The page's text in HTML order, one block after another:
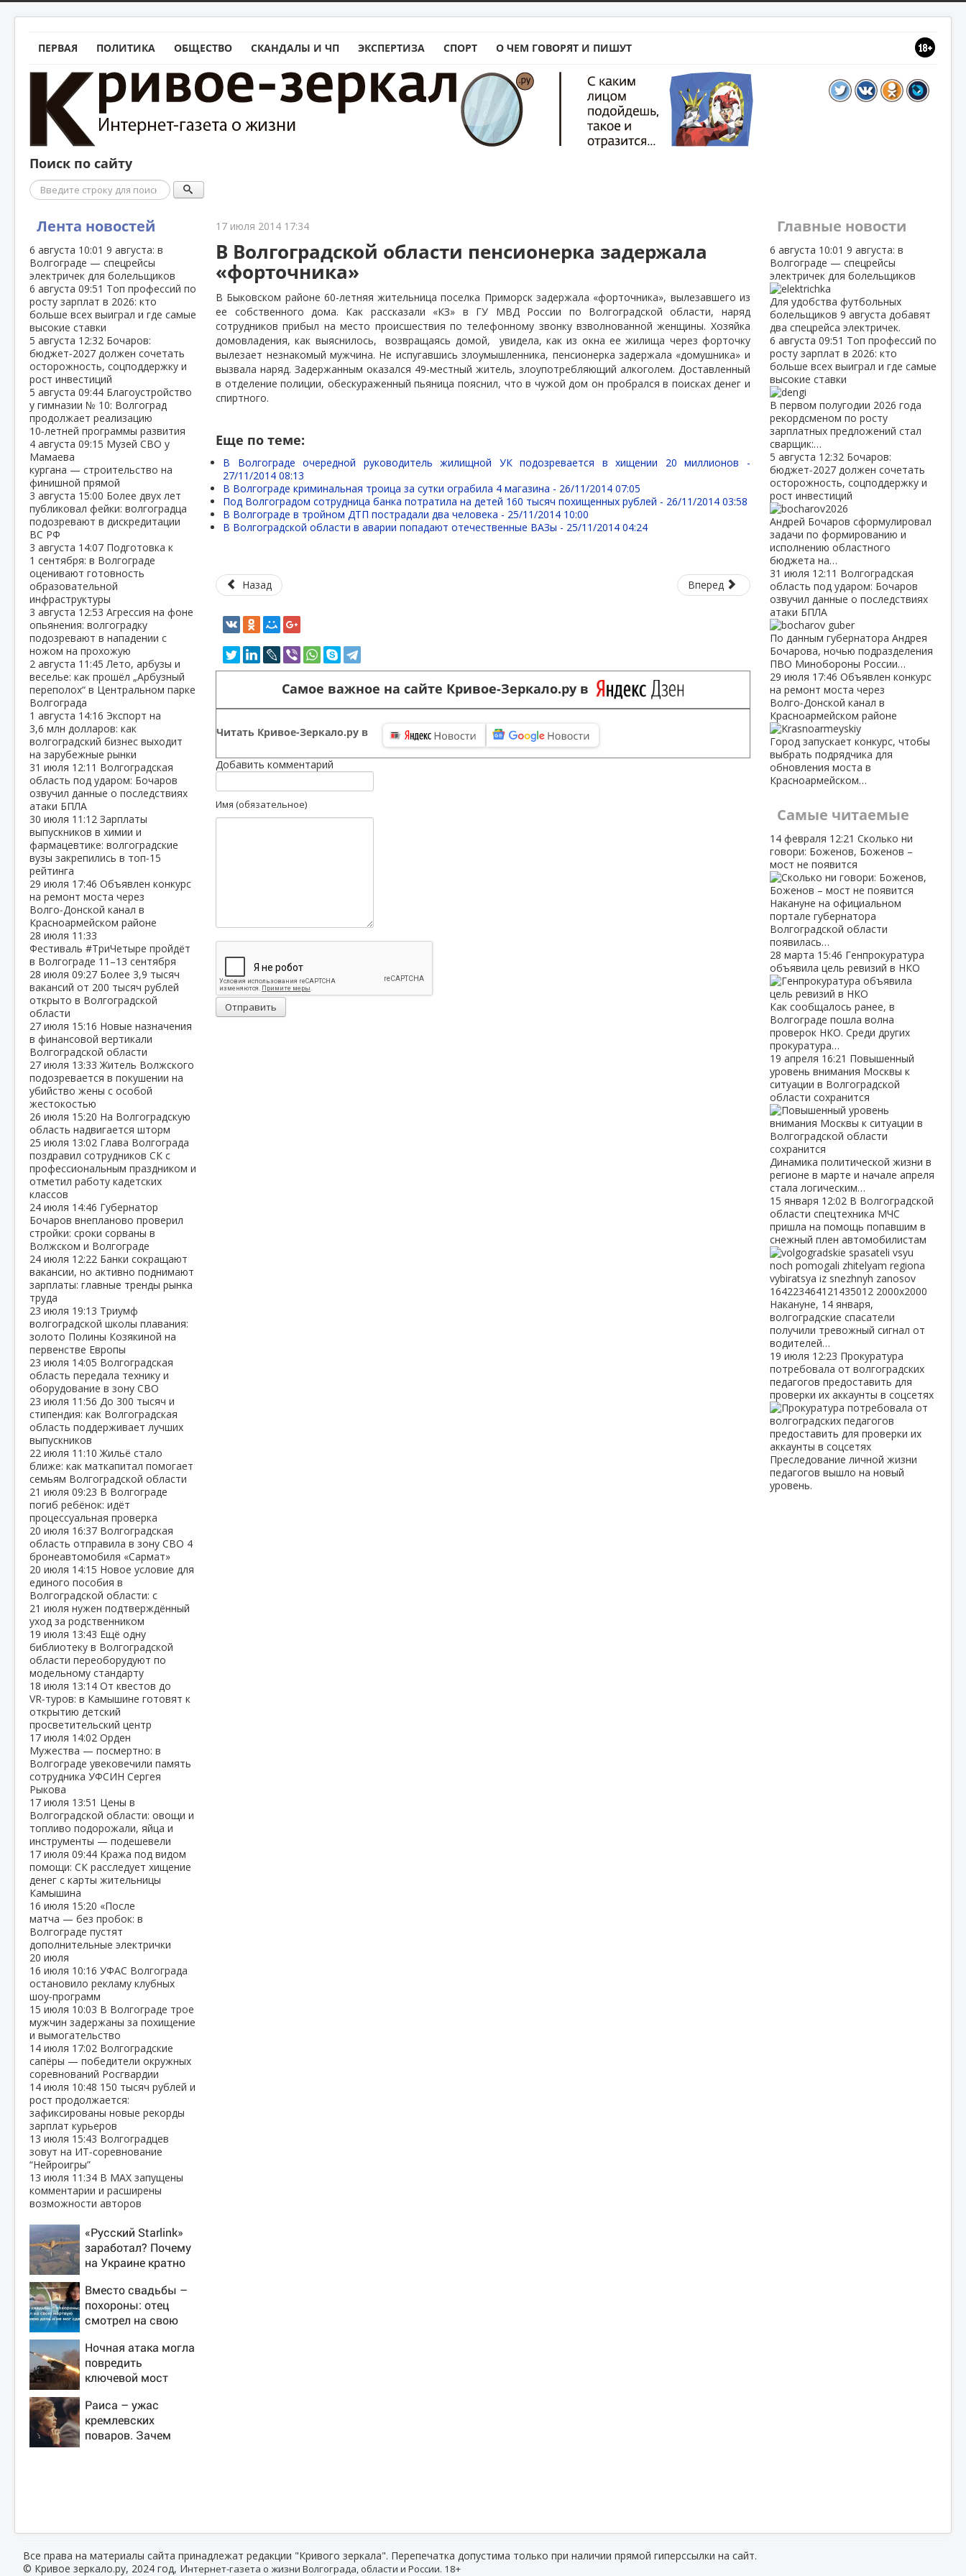
ПЕРВАЯ ПОЛИТИКА ОБЩЕСТВО СКАНДАЛЫ И ЧП ЭКСПЕРТИЗА СПОРТ О ЧЕМ ГОВОРЯТ И ПИШУТ
Поиск по сайту
Поиск
Лента новостей
6 августа 10:01 9 августа: в
Волгограде — спецрейсы
электричек для болельщиков
6 августа 09:51 Топ профессий по
росту зарплат в 2026: кто
больше всех выиграл и где самые
высокие ставки
5 августа 12:32 Бочаров:
бюджет‑2027 должен сочетать
осторожность, соцподдержку и
рост инвестиций
5 августа 09:44 Благоустройство
у гимназии № 10: Волгоград
продолжает реализацию
10‑летней программы развития
4 августа 09:15 Музей СВО у
Мамаева
кургана — строительство на
финишной прямой
3 августа 15:00 Более двух лет
публиковал фейки: волгоградца
подозревают в дискредитации
ВС РФ
3 августа 14:07 Подготовка к
1 сентября: в Волгограде
оценивают готовность
образовательной
инфраструктуры
3 августа 12:53 Агрессия на фоне
опьянения: волгоградку
подозревают в нападении с
ножом на прохожую
2 августа 11:45Лето, арбузы и
веселье: как прошёл „Арбузный
переполох“ в Центральном парке
Волгограда
1 августа 14:16 Экспорт на
3,6 млн долларов: как
волгоградский бизнес выходит
на зарубежные рынки
31 июля 12:11 Волгоградская
область под ударом: Бочаров
озвучил данные о последствиях
атаки БПЛА
30 июля 11:12 Зарплаты
выпускников в химии и
фармацевтике: волгоградские
вузы закрепились в топ‑15
рейтинга
29 июля 17:46 Объявлен конкурс
на ремонт моста через
Волго‑Донской канал в
Красноармейском районе
28 июля 11:33
Фестиваль #ТриЧетыре пройдёт
в Волгограде 11–13 сентября
28 июля 09:27 Более 3,9 тысяч
вакансий от 200 тысяч рублей
открыто в Волгоградской
области
27 июля 15:16 Новые назначения
в финансовой вертикали
Волгоградской области
27 июля 13:33Житель Волжского
подозревается в покушении на
убийство жены с особой
жестокостью
26 июля 15:20 На Волгоградскую
область надвигается шторм
25 июля 13:02 Глава Волгограда
поздравил сотрудников СК с
профессиональным праздником и
отметил работу кадетских
классов
24 июля 14:46 Губернатор
Бочаров внепланово проверил
стройки: сроки сорваны в
Волжском и Волгограде
24 июля 12:22 Банки сокращают
вакансии, но активно поднимают
зарплаты: главные тренды рынка
труда
23 июля 19:13 Триумф
волгоградской школы плавания:
золото Полины Козякиной на
первенстве Европы
23 июля 14:05 Волгоградская
область передала технику и
оборудование в зону СВО
23 июля 11:56 До 300 тысяч и
стипендия: как Волгоградская
область поддерживает лучших
выпускников
22 июля 11:10Жильё стало
ближе: как маткапитал помогает
семьям Волгоградской области
21 июля 09:23 В Волгограде
погиб ребёнок: идёт
процессуальная проверка
20 июля 16:37 Волгоградская
область отправила в зону СВО 4
бронеавтомобиля «Сармат»
20 июля 14:15 Новое условие для
единого пособия в
Волгоградской области: с
21 июля нужен подтверждённый
уход за родственником
19 июля 13:43 Ещё одну
библиотеку в Волгоградской
области переоборудуют по
модельному стандарту
18 июля 13:14 От квестов до
VR‑туров: в Камышине готовят к
открытию детский
просветительский центр
17 июля 14:02 Орден
Мужества — посмертно: в
Волгограде увековечили память
сотрудника УФСИН Сергея
Рыкова
17 июля 13:51 Цены в
Волгоградской области: овощи и
топливо подорожали, яйца и
инструменты — подешевели
17 июля 09:44 Кража под видом
помощи: СК расследует хищение
денег с карты жительницы
Камышина
16 июля 15:20 «После
матча — без пробок: в
Волгограде пустят
дополнительные электрички
20 июля
16 июля 10:16 УФАС Волгограда
остановило рекламу клубных
шоу‑программ
15 июля 10:03 В Волгограде трое
мужчин задержаны за похищение
и вымогательство
14 июля 17:02 Волгоградские
сапёры — победители окружных
соревнований Росгвардии
14 июля 10:48 150 тысяч рублей и
рост продолжается:
зафиксированы новые рекорды
зарплат курьеров
13 июля 15:43 Волгоградцев
зовут на ИТ‑соревнование
“Нейроигры”
13 июля 11:34 В МАХ запущены
комментарии и расширены
возможности авторов
«Русский Starlink»
заработал? Почему
на Украине кратно
точность попаданий
по объектам ВСУ
Вместо свадьбы –
похороны: отец
смотрел на свою
дочь и не мог
сдержать слезы
Ночная атака могла
повредить
ключевой мост
Одесской области
Раиса – ужас
кремлевских
поваров. Зачем
17 июля 2014 17:34
В Волгоградской области пенсионерка задержала
«форточника»
В Быковском районе 60-летняя жительница поселка Приморск задержала «форточника», вылезавшего из
ее собственного дома. Как рассказали «КЗ» в ГУ МВД России по Волгоградской области, наряд
сотрудников прибыл на место происшествия по телефонному звонку взволнованной женщины. Хозяйка
домовладения, как выяснилось,
возвращаясь домой,
увидела, как из окна ее жилища через форточку
вылезает незнакомый мужчина. Не испугавшись злоумышленника, пенсионерка задержала «домушника» и
вызвала наряд. Задержанным оказался 49-местный житель, злоупотребляющий алкоголем. Доставленный
в отделение полиции, обескураженный пьяница пояснил, что в чужой дом он пробрался в поисках денег и
спиртного.
Еще по теме:
В Волгограде очередной руководитель жилищной УК подозревается в хищении 20 миллионов -
27/11/2014 08:13
В Волгограде криминальная троица за сутки ограбила 4 магазина - 26/11/2014 07:05
Под Волгоградом сотрудница банка потратила на детей 160 тысяч похищенных рублей - 26/11/2014 03:58
В Волгограде в тройном ДТП пострадали два человека - 25/11/2014 10:00
В Волгоградской области в аварии попадают отечественные ВАЗы - 25/11/2014 04:24
Назад Вперед
Самое важное на сайте Кривое-Зеркало.ру в
Читать Кривое-Зеркало.ру в
Добавить комментарий
Имя (обязательное)
Отправить
Главные новости
6 августа 10:01 9 августа: в
Волгограде — спецрейсы
электричек для болельщиков
Для удобства футбольных
болельщиков 9 августа добавят
два спецрейса электричек.
6 августа 09:51 Топ профессий по
росту зарплат в 2026: кто
больше всех выиграл и где самые
высокие ставки
В первом полугодии 2026 года
рекордсменом по росту
зарплатных предложений стал
сварщик:…
5 августа 12:32 Бочаров:
бюджет‑2027 должен сочетать
осторожность, соцподдержку и
рост инвестиций
Андрей Бочаров сформулировал
задачи по формированию и
исполнению областного
бюджета на…
31 июля 12:11 Волгоградская
область под ударом: Бочаров
озвучил данные о последствиях
атаки БПЛА
По данным губернатора Андрея
Бочарова, ночью подразделения
ПВО Минобороны России…
29 июля 17:46 Объявлен конкурс
на ремонт моста через
Волго‑Донской канал в
Красноармейском районе
Город запускает конкурс, чтобы
выбрать подрядчика для
обновления моста в
Красноармейском…
Самые читаемые
14 февраля 12:21 Сколько ни
говори: Боженов, Боженов –
мост не появится
Накануне на официальном
портале губернатора
Волгоградской области
появилась…
28 марта 15:46 Генпрокуратура
объявила цель ревизий в НКО
Как сообщалось ранее, в
Волгограде пошла волна
проверок НКО. Среди других
прокуратура…
19 апреля 16:21 Повышенный
уровень внимания Москвы к
ситуации в Волгоградской
области сохранится
Динамика политической жизни в
регионе в марте и начале апреля
стала логическим…
15 января 12:02 В Волгоградской
области спецтехника МЧС
пришла на помощь попавшим в
снежный плен автомобилистам
Накануне, 14 января,
волгоградские спасатели
получили тревожный сигнал от
водителей…
19 июля 12:23 Прокуратура
потребовала от волгоградских
педагогов предоставить для
проверки их аккаунты в соцсетях
Преследование личной жизни
педагогов вышло на новый
уровень.
Все права на материалы сайта принадлежат редакции "Кривого зеркала". Перепечатка допустима только при наличии прямой гиперссылки на сайт.
© Кривое зеркало.ру, 2024 год, Интернет-газета о жизни Волгограда, области и России. 18+